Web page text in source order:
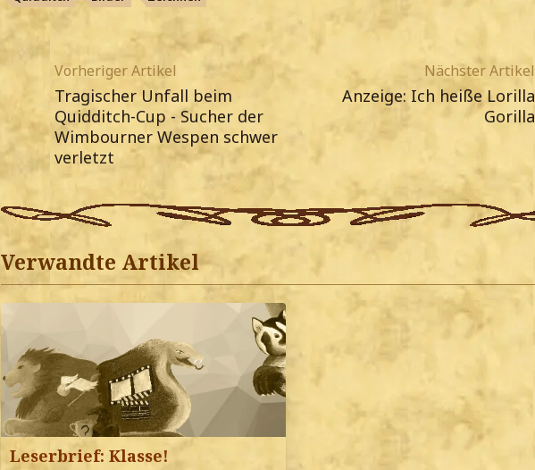
Vorheriger Artikel
Tragischer Unfall beim
Quidditch-Cup - Sucher der
Wimbourner Wespen schwer
verletzt
Nächster Artikel
Anzeige: Ich heiße Lorilla
Gorilla
Verwandte Artikel
Leserbrief: Klasse!